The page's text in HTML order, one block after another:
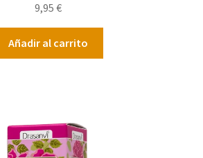
9,95 €
Añadir al carrito